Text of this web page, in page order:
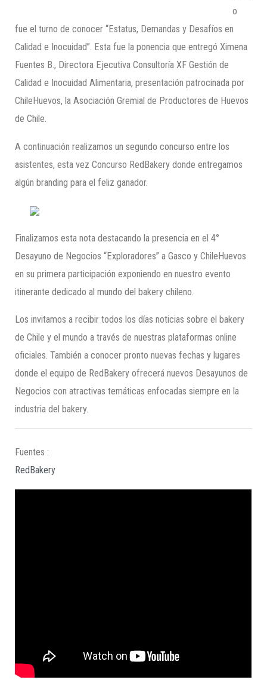
o
fue el turno de conocer “Estatus, Demandas y Desafíos en
Calidad e Inocuidad”. Esta fue la ponencia que entregó Ximena
Fuentes B., Directora Ejecutiva Consultoría XF Gestión de
Calidad e Inocuidad Alimentaria, presentación patrocinada por
ChileHuevos, la Asociación Gremial de Productores de Huevos
de Chile.
A continuación realizamos un segundo concurso entre los
asistentes, esta vez Concurso RedBakery donde entregamos
algún branding para el feliz ganador.
Finalizamos esta nota destacando la presencia en el 4°
Desayuno de Negocios “Exploradores” a Gasco y ChileHuevos
en su primera participación exponiendo en nuestro evento
itinerante dedicado al mundo del bakery chileno.
Los invitamos a recibir todos los días noticias sobre el bakery
de Chile y el mundo a través de nuestras plataformas online
oficiales. También a conocer pronto nuevas fechas y lugares
donde el equipo de RedBakery ofrecerá nuevos Desayunos de
Negocios con atractivas temáticas enfocadas siempre en la
industria del bakery.
Fuentes :
RedBakery